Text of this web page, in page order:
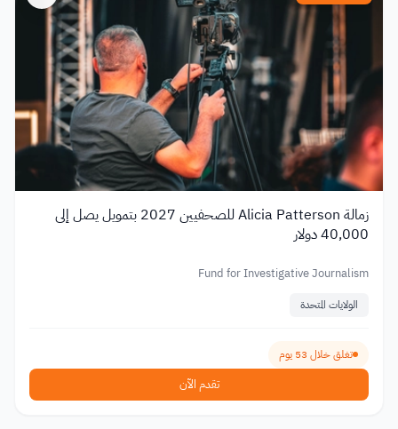
زمالة Alicia Patterson للصحفيين 2027 بتمويل يصل إلى
40,000 دولار
Fund for Investigative Journalism
الولايات المتحدة
تغلق خلال 53 يوم
تقدم الآن